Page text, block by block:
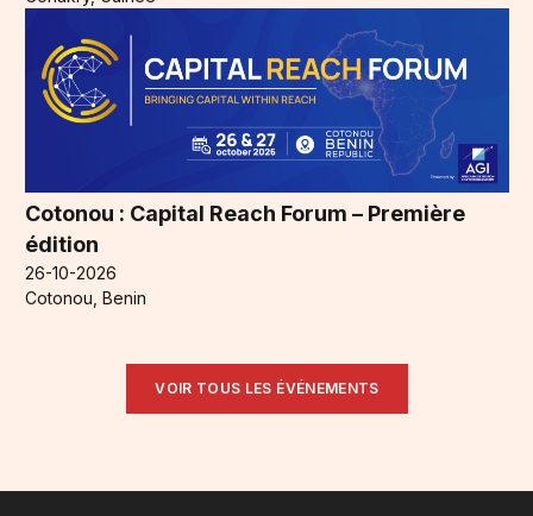
Cotonou : Capital Reach Forum – Première
édition
26-10-2026
Cotonou, Benin
VOIR TOUS LES ÉVÉNEMENTS